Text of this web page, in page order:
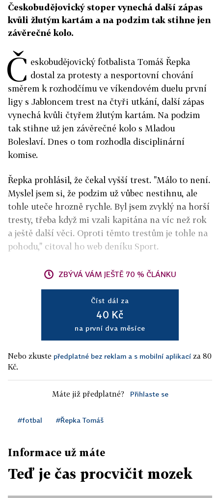
Českobudějovický stoper vynechá další zápas
kvůli žlutým kartám a na podzim tak stihne jen
závěrečné kolo.
Č eskobudějovický fotbalista Tomáš Řepka
dostal za protesty a nesportovní chování
směrem k rozhodčímu ve víkendovém duelu první
ligy s Jabloncem trest na čtyři utkání, další zápas
vynechá kvůli čtyřem žlutým kartám. Na podzim
tak stihne už jen závěrečné kolo s Mladou
Boleslaví. Dnes o tom rozhodla disciplinární
komise.
Řepka prohlásil, že čekal vyšší trest. "Málo to není.
Myslel jsem si, že podzim už vůbec nestihnu, ale
tohle uteče hrozně rychle. Byl jsem zvyklý na horší
tresty, třeba když mi vzali kapitána na víc než rok
a ještě další věci. Oproti těmto trestům je tohle na
pohodu," citoval ho web deníku Sport.
ZBÝVÁ VÁM JEŠTĚ 70 % ČLÁNKU
Číst dál za
40 Kč
na první dva měsíce
Nebo zkuste předplatné bez reklam a s mobilní aplikací za 80
Kč.
Máte již předplatné? Přihlaste se
#fotbal #Řepka Tomáš
Informace už máte
Teď je čas procvičit mozek